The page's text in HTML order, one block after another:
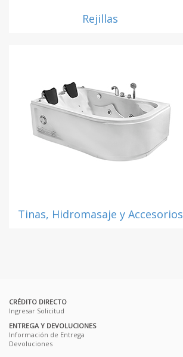
Rejillas
Tinas, Hidromasaje y Accesorios
CRÉDITO DIRECTO
Ingresar Solicitud
ENTREGA Y DEVOLUCIONES
Información de Entrega
Devoluciones